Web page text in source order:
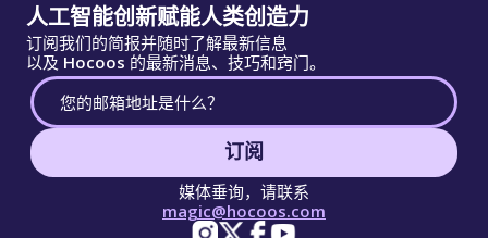
人工智能创新赋能人类创造力
订阅我们的简报并随时了解最新信息
以及 Hocoos 的最新消息、技巧和窍门。
订阅
媒体垂询，请联系
magic@hocoos.com